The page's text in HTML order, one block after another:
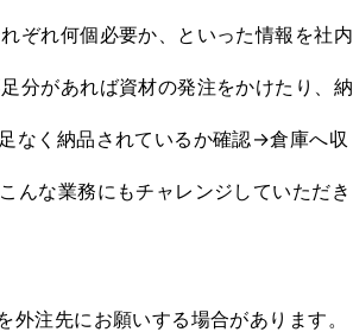
ぞれ何個必要か、といった情報を社内
分があれば資材の発注をかけたり、納
く納品されているか確認→倉庫へ収
な業務にもチャレンジしていただき
注先にお願いする場合があります。